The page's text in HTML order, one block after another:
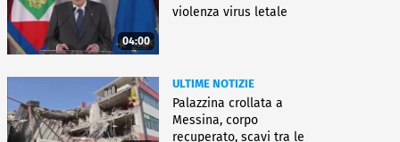
04:00
violenza virus letale
ULTIME NOTIZIE
Palazzina crollata a
Messina, corpo
recuperato, scavi tra le